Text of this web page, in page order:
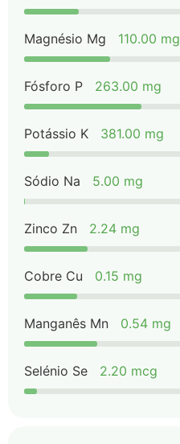
Magnésio Mg 110.00 mg
Fósforo P 263.00 mg
Potássio K 381.00 mg
Sódio Na 5.00 mg
Zinco Zn 2.24 mg
Cobre Cu 0.15 mg
Manganês Mn 0.54 mg
Selénio Se 2.20 mcg